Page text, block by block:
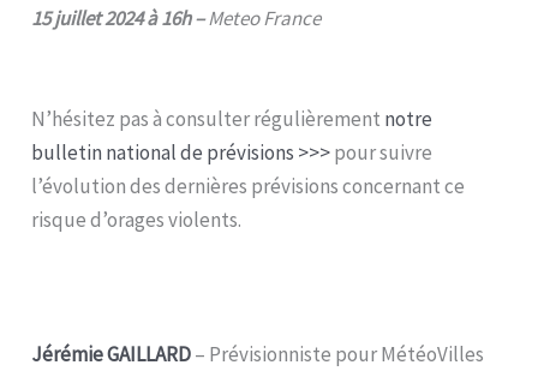
15 juillet 2024 à 16h –Meteo France
N’hésitez pas à consulter régulièrement notre
bulletin national de prévisions >>>pour suivre
l’évolution des dernières prévisions concernant ce
risque d’orages violents.
Jérémie GAILLARD– Prévisionniste pour MétéoVilles